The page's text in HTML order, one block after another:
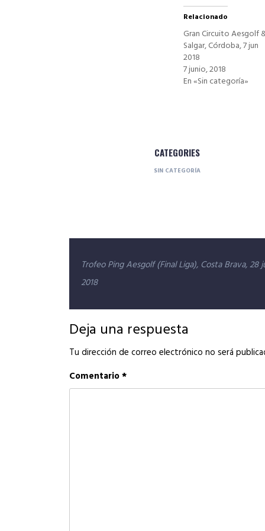
Relacionado
Gran Circuito Aesgolf
Salgar, Córdoba, 7 jun
2018
7 junio, 2018
En «Sin categoría»
CATEGORIES
SIN CATEGORÍA
Navegación
de
entradas
Trofeo Ping Aesgolf (Final Liga), Costa Brava, 28
2018
Deja una respuesta
Tu dirección de correo electrónico no será
Comentario*